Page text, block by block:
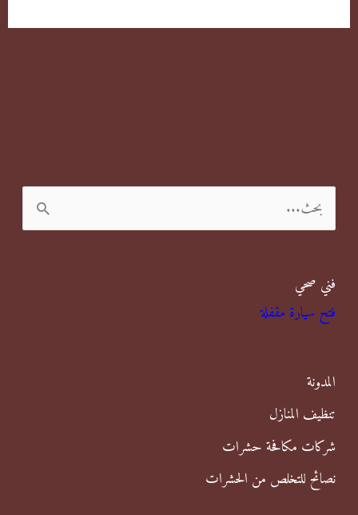
ل
ح
ث
ن
فني صحي
فتح سيارة مقفلة
المدونة
تنظيف المنازل
شركات مكافحة حشرات
نصائح للتخلص من الحشرات